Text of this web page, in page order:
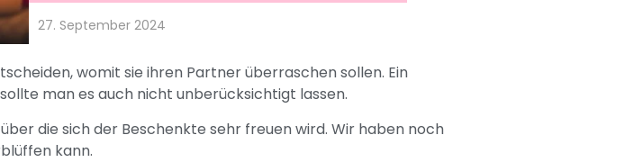
27. September 2024
womit sie ihren Partner überraschen sollen. Ein
man es auch nicht unberücksichtigt lassen.
die sich der Beschenkte sehr freuen wird. Wir haben noch
kann.